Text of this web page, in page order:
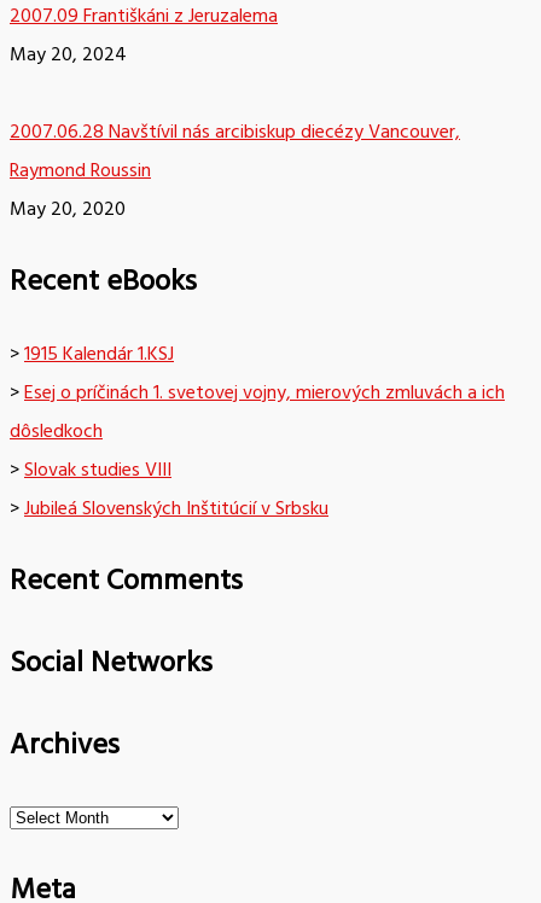
2007.09 Františkáni z Jeruzalema
May 20, 2024
2007.06.28 Navštívil nás arcibiskup diecézy Vancouver,
Raymond Roussin
May 20, 2020
Recent eBooks
>1915 Kalendár 1.KSJ
>Esej o príčinách 1. svetovej vojny, mierových zmluvách a ich
dôsledkoch
>Slovak studies VIII
>Jubileá Slovenských Inštitúcií v Srbsku
Recent Comments
Social Networks
Archives
Archives
Meta